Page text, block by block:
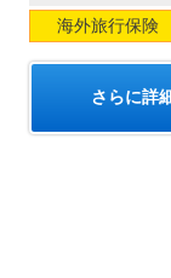
海外旅行保険
さらに詳